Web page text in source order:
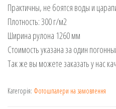
Практичны, не боятся воды и
Плотность: 300 г/м2
Ширина рулона 1260 мм
Стоимость указана за один
Так же вы можете заказать у нас
Категорія: Фотошпалери на замовлення